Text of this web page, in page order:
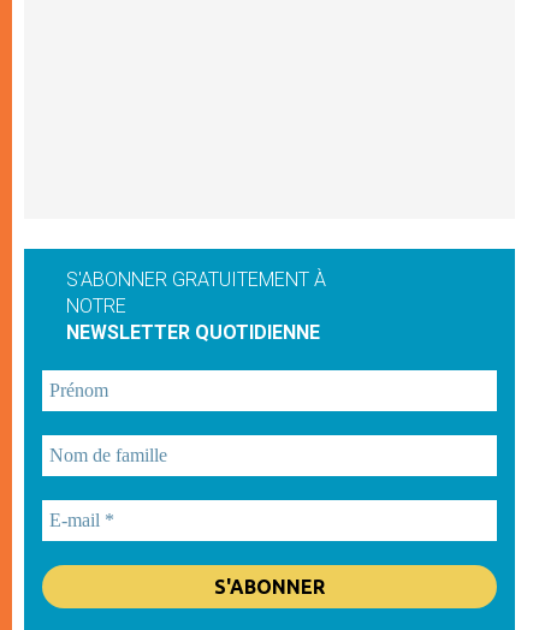
S'ABONNER GRATUITEMENT À
NOTRE
NEWSLETTER QUOTIDIENNE